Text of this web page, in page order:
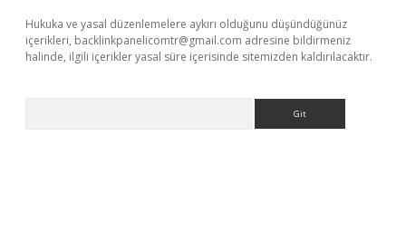
Hukuka ve yasal düzenlemelere aykırı olduğunu düşündüğünüz
içerikleri, backlinkpanelicomtr@gmail.com adresine bildirmeniz
halinde, ilgili içerikler yasal süre içerisinde sitemizden kaldırılacaktır.